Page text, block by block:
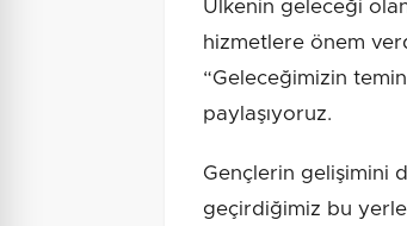
Ülkenin geleceği
hizmetlere önem
“Geleceğimizin
paylaşıyoruz.
Gençlerin gelişimini
geçirdiğimiz bu